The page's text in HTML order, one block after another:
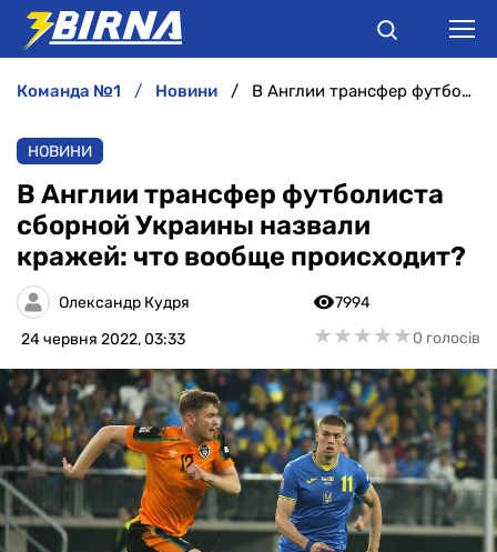
АНАЛІТИКА
ІНТЕРВ'Ю
РІЗНЕ
БУКМЕКЕРИ
команда №1 новини В Англии трансфер футболиста сборной Украины назвали кражей: что вообще происходит?
НОВИНИ
В Англии трансфер футболиста
сборной Украины назвали
кражей: что вообще происходит?
Олександр Кудря
24 червня 2022, 03:33
7994
★★★★★
★★★★★0 голосів